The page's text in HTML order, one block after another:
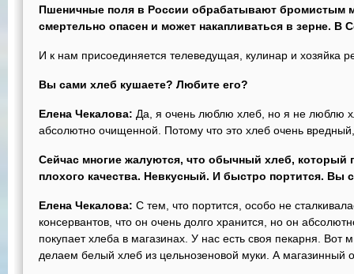
Пшеничные поля в России обрабатывают бромистым
смертельно опасен и может накапливаться в зерне. В
И к нам присоединяется телеведущая, кулинар и хозяйка
Вы сами хлеб кушаете? Любите его?
Елена Чекалова: Да, я очень люблю хлеб, но я не люблю
абсолютно очищенной. Потому что это хлеб очень
Сейчас многие жалуются, что обычный хлеб, который
плохого качества. Невкусный. И быстро портится. Вы
Елена Чекалова: С тем, что портится, особо не
консервантов, что он очень долго хранится, но он
покупает хлеба в магазинах. У нас есть своя пекарня.
делаем белый хлеб из цельнозеновой муки. А магазинный